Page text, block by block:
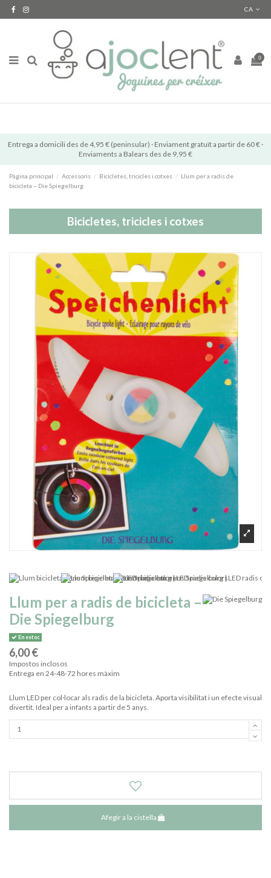
CA
0
Entrega a domicili des de 4,95 € (peninsular) · Enviament gratuït a partir de 60 € ·
Enviaments a Balears des de 9,95 €
Pàgina principal Accessoris Bicicletes, tricicles i cotxes
Llum per a radis de
bicicleta – Die Spiegelburg
Bicicletes, tricicles i cotxes
Llum per a radis de bicicleta –
Die Spiegelburg
En estoc
6,00 €
Impostos inclosos
Entrega en 24-48-72 hores màxim
Llum LED per col·locar als radis de la bicicleta. Aporta visibilitat i un efecte visual
divertit. Ideal per a infants a partir de 5 anys.
Afegir a la cistella